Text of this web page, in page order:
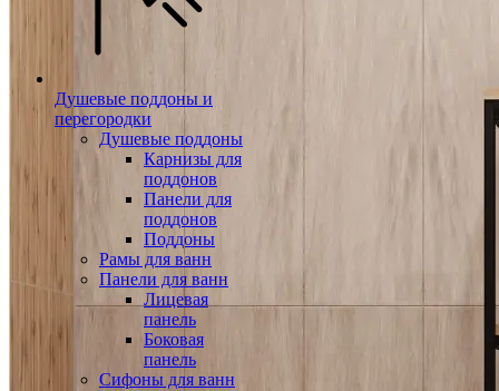
Душевые поддоны и
перегородки
Душевые поддоны
Карнизы для
поддонов
Панели для
поддонов
Поддоны
Рамы для ванн
Панели для ванн
Лицевая
панель
Боковая
панель
Сифоны для ванн